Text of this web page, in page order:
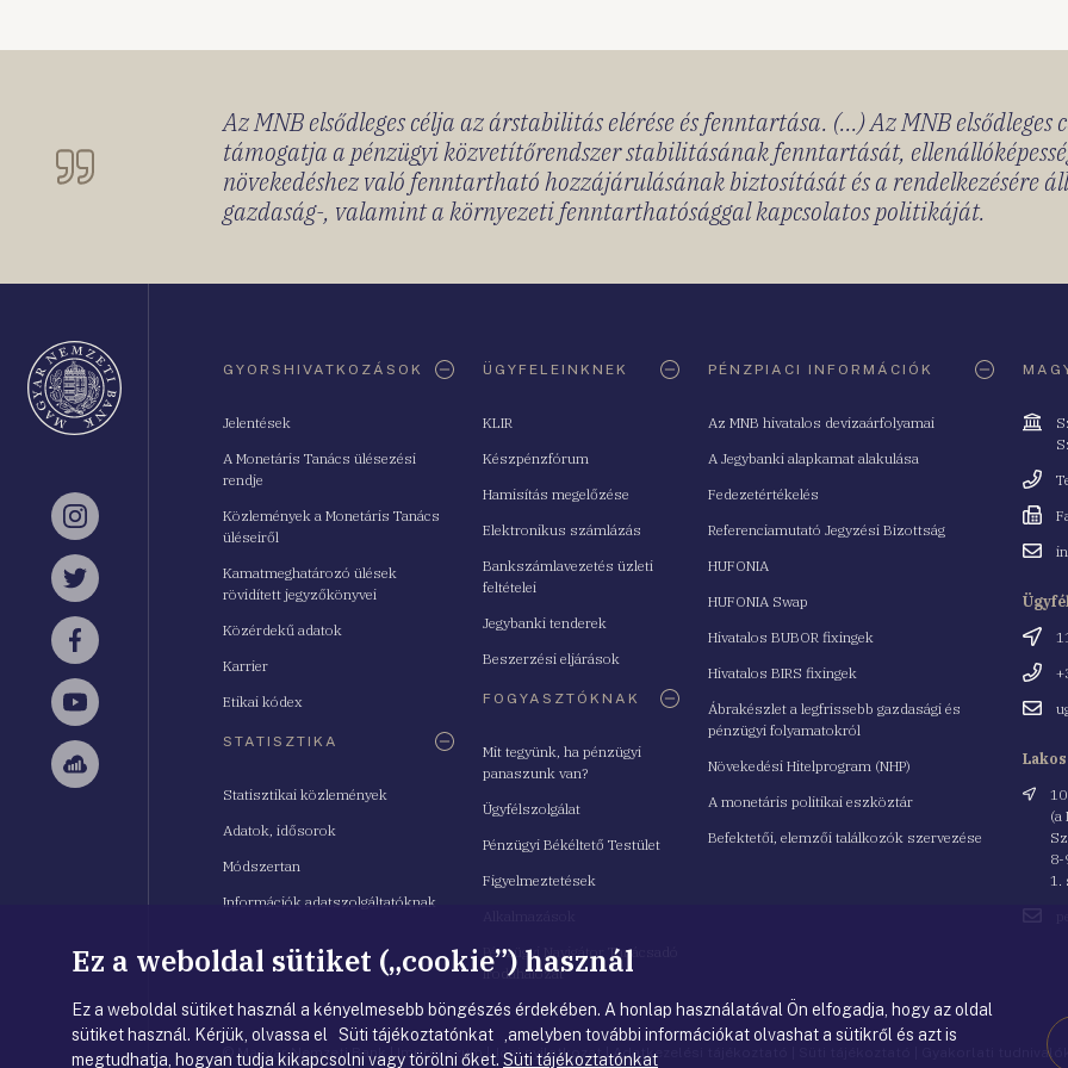
Az MNB elsődleges célja az árstabilitás elérése és fenntartása. (...) Az MNB elsődleges
támogatja a pénzügyi közvetítőrendszer stabilitásának fenntartását,
növekedéshez való fenntartható hozzájárulásának biztosítását és a rendelkezésére
gazdaság-, valamint a környezeti fenntarthatósággal kapcsolatos politikáját.
Instagram
Twitter
Facebook
YouTube
Sellsy
GYORSHIVATKOZÁSOK
Jelentések
A Monetáris Tanács ülésezési
rendje
Közlemények a Monetáris Tanács
üléseiről
Kamatmeghatározó ülések
rövidített jegyzőkönyvei
Közérdekű adatok
Karrier
Etikai kódex
STATISZTIKA
Statisztikai közlemények
Adatok, idősorok
Módszertan
Információk adatszolgáltatóknak
ÜGYFELEINKNEK
KLIR
Készpénzfórum
Hamisítás megelőzése
Elektronikus számlázás
Bankszámlavezetés üzleti
feltételei
Jegybanki tenderek
Beszerzési eljárások
FOGYASZTÓKNAK
Mit tegyünk, ha pénzügyi
panaszunk van?
Ügyfélszolgálat
Pénzügyi Békéltető Testület
Figyelmeztetések
Pénzügyi Navigátor Tanácsadó
Irodahálózat
PÉNZPIACI INFORMÁCIÓK
Az MNB hivatalos devizaárfolyamai
A Jegybanki alapkamat alakulása
Fedezetértékelés
Referenciamutató Jegyzési Bizottság
HUFONIA
HUFONIA Swap
Hivatalos BUBOR fixingek
Hivatalos BIRS fixingek
Ábrakészlet a legfrissebb gazdasági és
pénzügyi folyamatokról
Növekedési Hitelprogram (NHP)
A monetáris politikai eszköztár
Befektetői, elemzői találkozók szervezése
Cím
Fax
Email
Cím
Email
Cím
(a
8-
1.
© Magyar Nemzeti Bank |Impresszum |Jogi nyilatkozat|Adatkezelési tájékoztató Gyakorlati
Ez a weboldal sütiket („cookie”) használ
Ez a weboldal sütiket használ a kényelmesebb böngészés érdekében. A honlap használatával Ön elfogadja, hogy az oldal
sütiket használ. Kérjük, olvassa el Süti tájékoztatónkat ,amelyben további információkat olvashat a sütikről és azt is
megtudhatja, hogyan tudja kikapcsolni vagy törölni őket. Süti tájékoztatónkat